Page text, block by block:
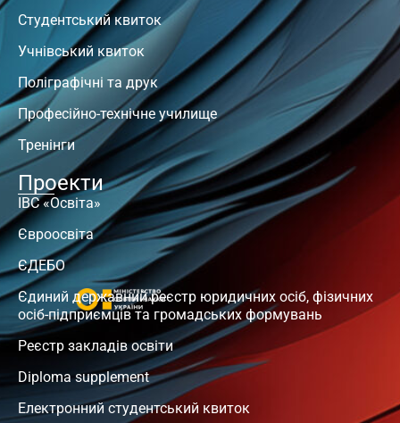
Студентський квиток
Учнівський квиток
Поліграфічні та друк
Професійно-технічне училище
Тренінги
Проекти
ІВС «Освіта»
Євроосвіта
ЄДЕБО
Єдиний державний реєстр юридичних осіб, фізичних
осіб-підприємців та громадських формувань
Реєстр закладів освіти
Diploma supplement
Електронний студентський квиток